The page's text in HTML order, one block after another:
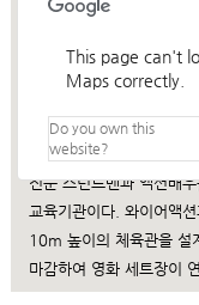
This page can't
Maps correctly.
Do you own this
website?
건축설명
전문 스턴트맨과 액션배
교육기관이다. 와이어액
10m 높이의 체육관을 설
마감하여 영화 세트장이